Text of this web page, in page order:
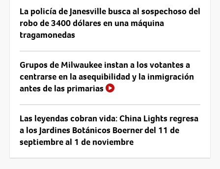
La policía de Janesville busca al sospechoso del
robo de 3400 dólares en una máquina
tragamonedas
Grupos de Milwaukee instan a los votantes a
centrarse en la asequibilidad y la inmigración
antes de las primarias
Las leyendas cobran vida: China Lights regresa
a los Jardines Botánicos Boerner del 11 de
septiembre al 1 de noviembre